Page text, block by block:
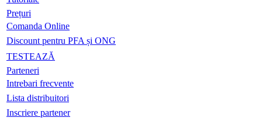
Prețuri
Comanda Online
Discount pentru PFA și ONG
TESTEAZĂ
Parteneri
Intrebari frecvente
Lista distribuitori
Inscriere partener